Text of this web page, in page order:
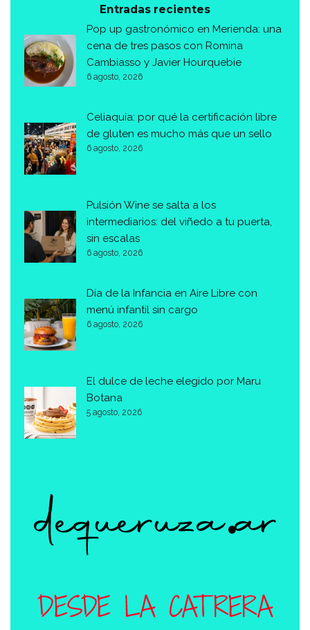
Entradas recientes
Pop up gastronómico en Merienda: una
cena de tres pasos con Romina
Cambiasso y Javier Hourquebie
6 agosto, 2026
Celiaquía: por qué la certificación libre
de gluten es mucho más que un sello
6 agosto, 2026
Pulsión Wine se salta a los
intermediarios: del viñedo a tu puerta,
sin escalas
6 agosto, 2026
Día de la Infancia en Aire Libre con
menú infantil sin cargo
6 agosto, 2026
El dulce de leche elegido por Maru
Botana
5 agosto, 2026